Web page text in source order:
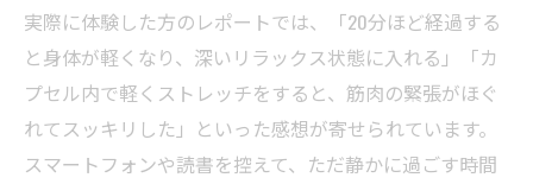
実際に体験した方のレポートでは、「20分ほど経過する
と身体が軽くなり、深いリラックス状態に入れる」「カ
プセル内で軽くストレッチをすると、筋肉の緊張がほぐ
れてスッキリした」といった感想が寄せられています。
スマートフォンや読書を控えて、ただ静かに過ごす時間